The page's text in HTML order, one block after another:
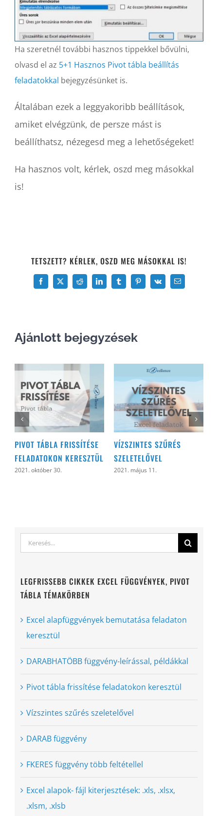
Ha szeretnél további hasznos tippekkel bővülni,
olvasd el az 5+1 Hasznos Pivot tábla beállítás
feladatokkal bejegyzésünket is.
Általában ezek a leggyakoribb beállítások,
amiket elvégzünk, de persze mást is
beállíthatsz, nézegesd meg a lehetőségeket!
Ha hasznos volt, kérlek, oszd meg másokkal
is!
TETSZETT? KÉRLEK, OSZD MEG MÁSOKKAL IS!
Facebook
X Reddit LinkedInTumblrPinterest
Vk Email:
Ajánlott bejegyzések
PIVOT TÁBLA FRISSÍTÉSE
FELADATOKON KERESZTÜL
2021. október 30.
VÍZSZINTES SZŰRÉS
SZELETELŐVEL
2021. május 11.
Keresés...
LEGFRISSEBB CIKKEK EXCEL FÜGGVÉNYEK, PIVOT
TÁBLA TÉMAKÖRBEN
Excel alapfüggvények bemutatása feladaton
keresztül
DARABHATÖBB függvény-leírással, példákkal
Pivot tábla frissítése feladatokon keresztül
Vízszintes szűrés szeletelővel
DARAB függvény
FKERES függvény több feltétellel
Excel alapok- fájl kiterjesztések: .xls, .xlsx,
.xlsm, .xlsb